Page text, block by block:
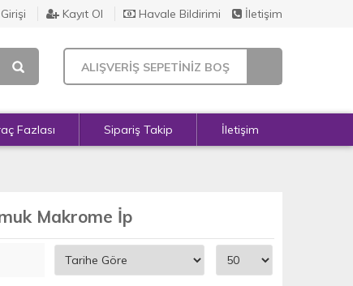
Kayıt Ol Havale Bildirimi İletişim
ALIŞVERİŞ SEPETİNİZ BOŞ
Fazlası Sipariş Takip İletişim
Makrome İp